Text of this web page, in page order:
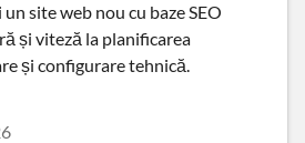
site web nou cu baze SEO
și viteză la planificarea
și configurare tehnică.